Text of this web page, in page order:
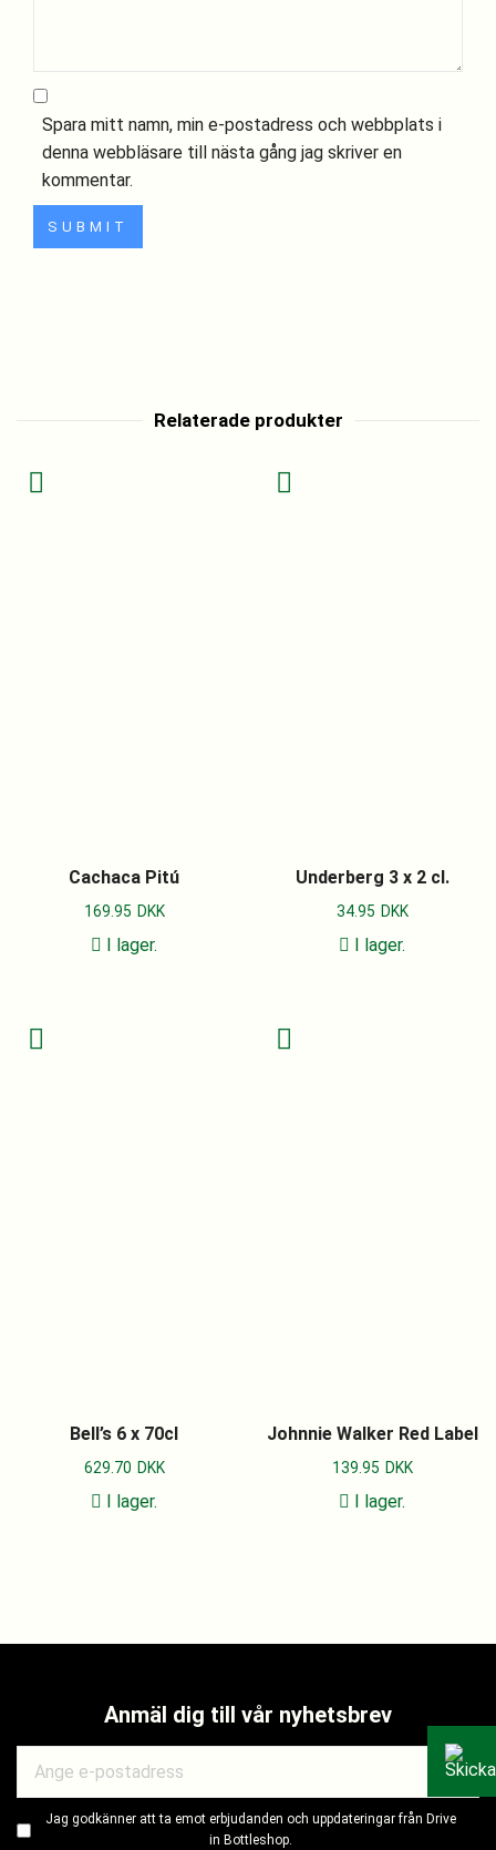
Spara mitt namn, min e-postadress och webbplats i
denna webbläsare till nästa gång jag skriver en
kommentar.
Relaterade produkter
Cachaca Pitú
169.95 DKK
I lager.
Underberg 3 x 2 cl.
34.95 DKK
I lager.
Bell’s 6 x 70cl
629.70 DKK
I lager.
Johnnie Walker Red Label
139.95 DKK
I lager.
Anmäl dig till vår nyhetsbrev
Jag godkänner att ta emot erbjudanden och uppdateringar från Drive
in Bottleshop.